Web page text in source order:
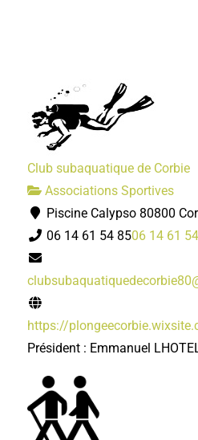
Club subaquatique de Corbie
Associations Sportives
Piscine Calypso 80800
06 14 61 54 8506 14 61
https://
Président : Emmanuel